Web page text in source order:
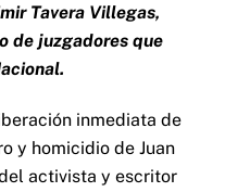
Tavera Villegas,
de juzgadores que
inmediata de
y homicidio de Juan
activista y escritor